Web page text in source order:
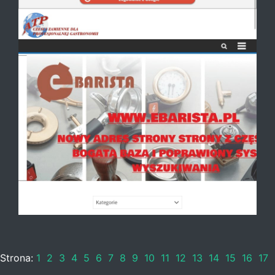
Strona: 1 2 3 4 5 6 7 8 9 10 11 12 13 14 15 16 17